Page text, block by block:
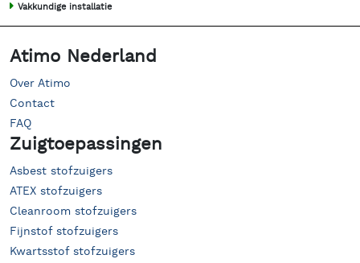
Vakkundige installatie
Atimo Nederland
Over Atimo
Contact
FAQ
Zuigtoepassingen
Asbest stofzuigers
ATEX stofzuigers
Cleanroom stofzuigers
Fijnstof stofzuigers
Kwartsstof stofzuigers